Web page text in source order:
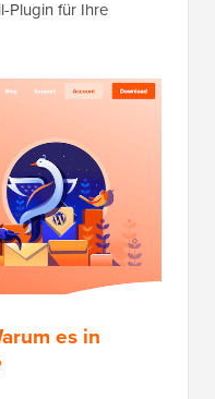
Plugin für Ihre
es in